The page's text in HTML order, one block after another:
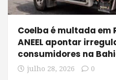
Coelba é multada em
ANEEL apontar
consumidores na
julho 28, 2026 0